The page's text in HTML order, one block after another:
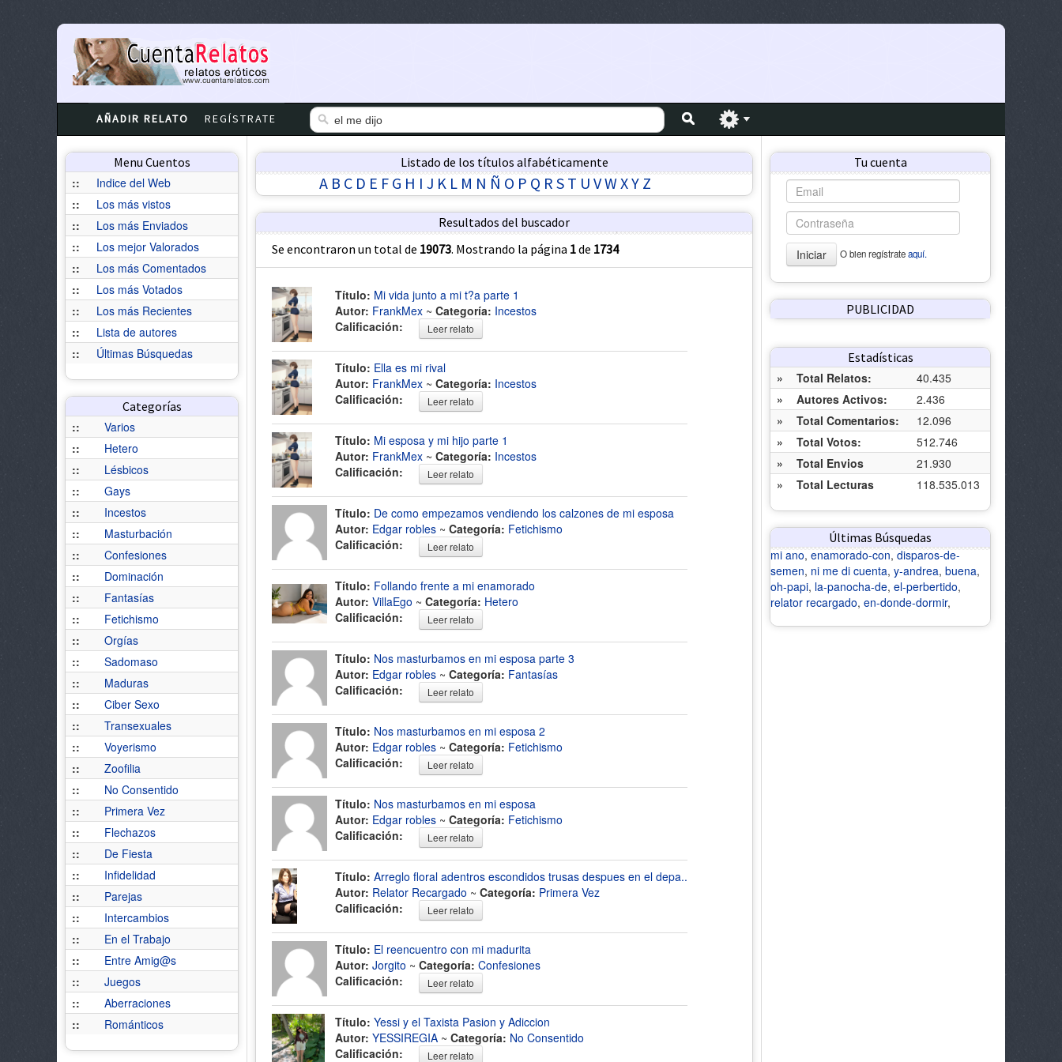
AÑADIR RELATO REGÍSTRATE
Menu Cuentos
::
Indice del Web
::
Los más vistos
::
Los más Enviados
::
Los mejor Valorados
::
Los más Comentados
::
Los más Votados
::
Los más Recientes
::
Lista de autores
::
Últimas Búsquedas
Categorías
::
Varios
::
Hetero
::
Lésbicos
::
Gays
::
Incestos
::
Masturbación
::
Confesiones
::
Dominación
::
Fantasías
::
Fetichismo
::
Orgías
::
Sadomaso
::
Maduras
::
Ciber Sexo
::
Transexuales
::
Voyerismo
::
Zoofilia
::
No Consentido
::
Primera Vez
::
Flechazos
::
De Fiesta
::
Infidelidad
::
Parejas
::
Intercambios
::
En el Trabajo
::
Entre Amig@s
::
Juegos
::
Aberraciones
::
Románticos
Listado de los títulos alfabéticamente
A B C D E F G H I J K L M N Ñ O P Q R S T U VWXY Z
Resultados del buscador
Se encontraron un total de 19073. Mostrando la página 1de 1734
Título: Mi vida junto a mi t?a parte 1
Autor: FrankMex ~ Categoría: Incestos
Calificación:
Leer relato
Título: Ella es mi rival
Autor: FrankMex ~ Categoría: Incestos
Calificación:
Leer relato
Título: Mi esposa y mi hijo parte 1
Autor: FrankMex ~ Categoría: Incestos
Calificación:
Leer relato
Título: De como empezamos vendiendo los calzones de mi esposa
Autor: Edgar robles ~ Categoría: Fetichismo
Calificación:
Leer relato
Título: Follando frente a mi enamorado
Autor: VillaEgo ~ Categoría: Hetero
Calificación:
Leer relato
Título: Nos masturbamos en mi esposa parte 3
Autor: Edgar robles ~ Categoría: Fantasías
Calificación:
Leer relato
Título: Nos masturbamos en mi esposa 2
Autor: Edgar robles ~ Categoría: Fetichismo
Calificación:
Leer relato
Título: Nos masturbamos en mi esposa
Autor: Edgar robles ~ Categoría: Fetichismo
Calificación:
Leer relato
Título: Arreglo floral adentros escondidos trusas despues en el depa..
Autor: Relator Recargado ~ Categoría: Primera Vez
Calificación:
Leer relato
Título: El reencuentro con mi madurita
Autor: Jorgito ~ Categoría: Confesiones
Calificación:
Leer relato
Título: Yessi y el Taxista Pasion y Adiccion
Autor: YESSIREGIA ~ Categoría: No Consentido
Calificación:
Leer relato
Tu cuenta
Iniciar O bien regístrateaquí.
PUBLICIDAD
Estadísticas
»
Total Relatos:
40.435
»
Autores Activos:
2.436
»
Total Comentarios:
12.096
»
Total Votos:
512.746
»
Total Envios
21.930
»
Total Lecturas 118.535.013
Últimas Búsquedas
mi ano, enamorado-con, disparos-de-
semen, ni me di cuenta, y-andrea, buena,
oh-papi, la-panocha-de, el-perbertido,
relator recargado, en-donde-dormir,